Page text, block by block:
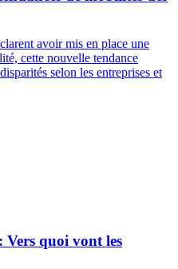
avoir mis en place une
cette nouvelle tendance
selon les entreprises et
quoi vont les